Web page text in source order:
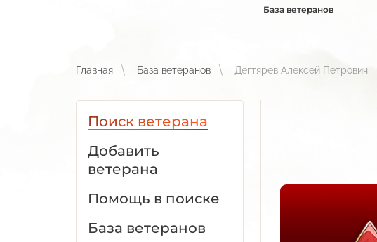
База ветеранов
Главная База ветеранов Дегтярев Алексей Петрович
Поиск ветерана
Добавить
ветерана
Помощь в поиске
База ветеранов